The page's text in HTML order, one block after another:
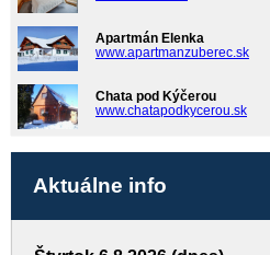
Apartmán Elenka
www.apartmanzuberec.sk
Chata pod Kýčerou
www.chatapodkycerou.sk
Aktuálne info